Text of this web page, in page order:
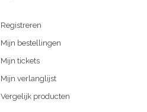
Registreren
Mijn bestellingen
Mijn tickets
Mijn verlanglijst
Vergelijk producten